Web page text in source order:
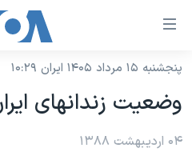
لینکهای
دسترسی
جهش
محتوای
نسخه سبک وب‌سایت
موضوع ها
پنجشنبه ۱۵ مرداد ۱۴۰۵ ایران ۱۰:۲۹
وضعیت زندانهای
۰۴ اردیبهشت ۱۳۸۸